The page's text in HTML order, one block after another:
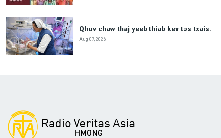
Qhov chaw thaj yeeb thiab kev tos txais.
Aug 07, 2026